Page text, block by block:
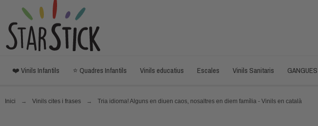
❤️ Vinils Infantils ⭐ Quadres Infantils Vinils educatius Escales Vinils Sanitaris GANGUES
Inici Vinils cites i frases Tria idioma! Alguns en diuen caos, nosaltres en diem família - Vinils en català